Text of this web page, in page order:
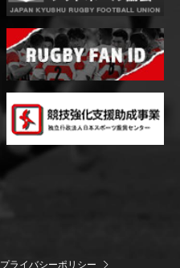
プライバシーポリシー